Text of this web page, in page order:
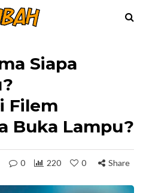
Siapa
Filem
Buka Lampu?
0 220 0 Share